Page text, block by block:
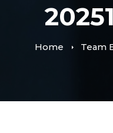
Home Team